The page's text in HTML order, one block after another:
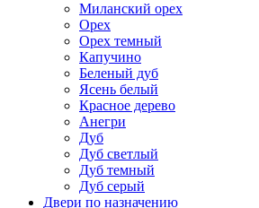
Миланский орех
Орех
Орех темный
Капучино
Беленый дуб
Ясень белый
Красное дерево
Анегри
Дуб
Дуб светлый
Дуб темный
Дуб серый
Двери по назначению